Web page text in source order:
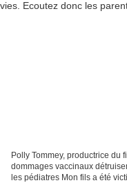
Polly Tommey, productrice du
dommages vaccinaux
les pédiatres Mon fils a été